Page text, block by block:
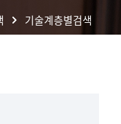
기술계층별검색